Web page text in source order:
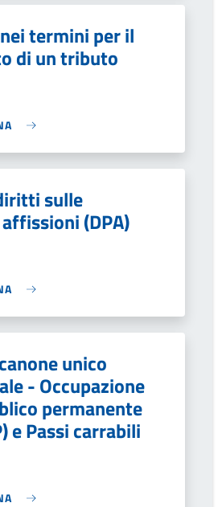
termini per il
di un tributo
sulle
(DPA)
unico
- Occupazione
permanente
e Passi carrabili